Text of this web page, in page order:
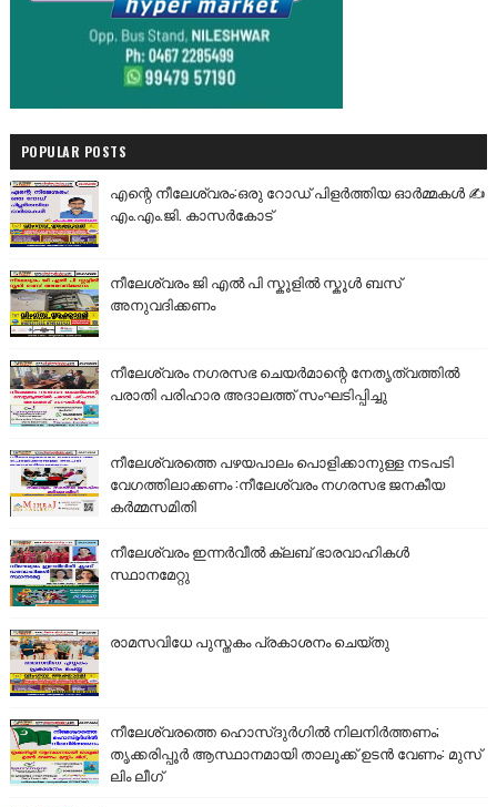
POPULAR POSTS
എന്റെ നീലേശ്വരം:ഒരു റോഡ് പിളർത്തിയ ഓർമ്മകൾ ✍️
എം.എം.ജി. കാസർകോട്
നീലേശ്വരം ജി എൽ പി സ്കൂളിൽ സ്കൂൾ ബസ്
അനുവദിക്കണം
നീലേശ്വരം നഗരസഭ ചെയർമാന്റെ നേതൃത്വത്തിൽ
പരാതി പരിഹാര അദാലത്ത് സംഘടിപ്പിച്ചു
നീലേശ്വരത്തെ പഴയപാലം പൊളിക്കാനുള്ള നടപടി
വേഗത്തിലാക്കണം :നീലേശ്വരം നഗരസഭ ജനകീയ
കർമ്മസമിതി
നീലേശ്വരം ഇന്നർവീൽ ക്ലബ് ഭാരവാഹികൾ
സ്ഥാനമേറ്റു
രാമസവിധേ പുസ്തകം പ്രകാശനം ചെയ്തു
നീലേശ്വരത്തെ ഹൊസ്ദുർഗിൽ നിലനിർത്തണം;
തൃക്കരിപ്പൂർ ആസ്ഥാനമായി താലൂക്ക് ഉടൻ വേണം: മുസ്
ലിം ലീഗ്